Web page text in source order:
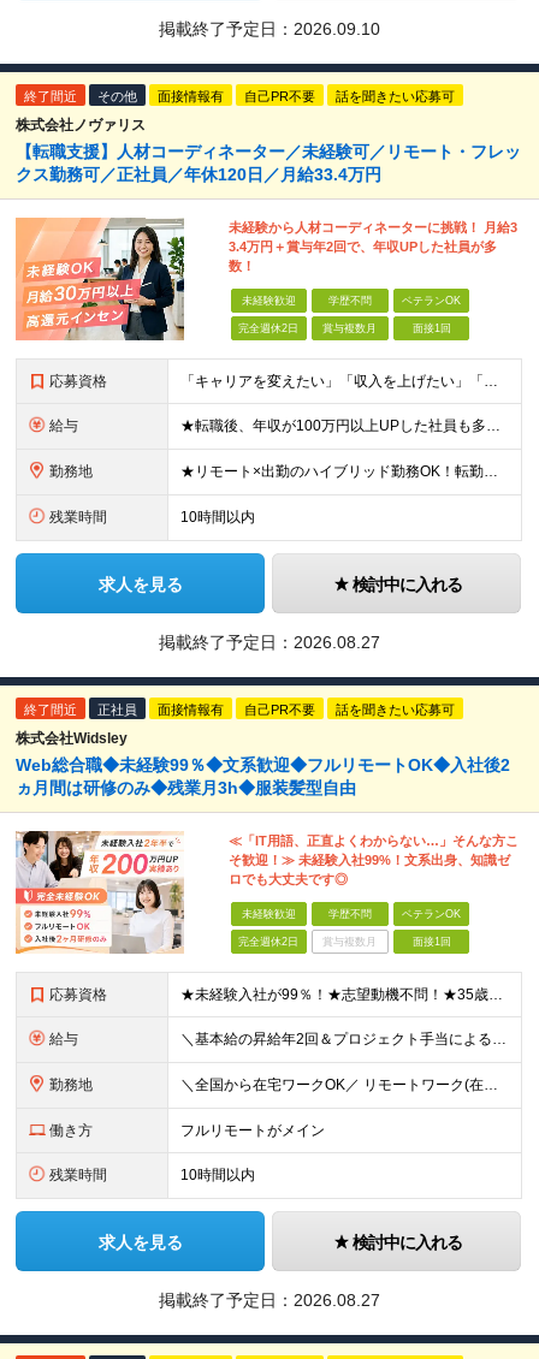
掲載終了予定日： 2026.09.10
終了間近 その他 面接情報有 自己PR不要 話を聞きたい応募可
株式会社ノヴァリス
【転職支援】人材コーディネーター／未経験可／リモート・フレッ
クス勤務可／正社員／年休120日／月給33.4万円
未経験から人材コーディネーターに挑戦！ 月給3
3.4万円＋賞与年2回で、年収UPした社員が多
数！
未経験歓迎 学歴不問 ベテランOK
完全週休2日 賞与複数月 面接1回
応募資格 「キャリアを変えたい」「収入を上げたい」「将来に強いスキルを身につけたい」方歓迎！ ・未経験歓迎 ・学歴不問 ・第二新卒歓迎 ＼経験やスキルではなく、“これから”を重視します／ 「今のままでいい
給与 ★転職後、年収が100万円以上UPした社員も多数！ 月給33.4万円～45万円＋諸手当＋賞与年2回 ※インセンティブ充実 直近の最高インセンティブ：月50万円 全社員の平均インセンティブ：月10
勤務地 ★リモート×出勤のハイブリッド勤務OK！転勤なし！U・Ｉターン歓迎！ 東京、神奈川、埼玉、千葉、愛知、大阪、兵庫、京都、広島、福岡をはじめとする全国各地のプロジェクト先。 プライム上場、グロース上
残業時間 10時間以内
求人を見る 検討中に入れる
掲載終了予定日： 2026.08.27
終了間近 正社員 面接情報有 自己PR不要 話を聞きたい応募可
株式会社Widsley
Web総合職◆未経験99％◆文系歓迎◆フルリモートOK◆入社後2
ヵ月間は研修のみ◆残業月3h◆服装髪型自由
≪「IT用語、正直よくわからない…」そんな方こ
そ歓迎！≫ 未経験入社99%！文系出身、知識ゼ
ロでも大丈夫です◎
未経験歓迎 学歴不問 ベテランOK
完全週休2日 賞与複数月 面接1回
応募資格 ★未経験入社が99％！★志望動機不問！★35歳以下（長期キャリア形成のため） ■職種・業界経験不問、第二新卒大歓迎！ ■学歴不問 ≪1つでも当てはまる方にピッタリです≫ ★ChatGPTやAIなど
給与 ＼基本給の昇給年2回＆プロジェクト手当による昇給年12回！！／ 【未経験者の場合】 月給26万円～50万円＋プロジェクト手当＋資格手当 ★スキルや経験を考慮の上、優遇します ★上記給与には固定残業
勤務地 ＼全国から在宅ワークOK／ リモートワーク(在宅勤務)or東京23区、大阪のお客様先での勤務 ★転勤はありません ★希望をもとに配属先を決定します ★リモートワーク率5割強 ★フルリモートの場合は通
働き方 フルリモートがメイン
残業時間 10時間以内
求人を見る 検討中に入れる
掲載終了予定日： 2026.08.27